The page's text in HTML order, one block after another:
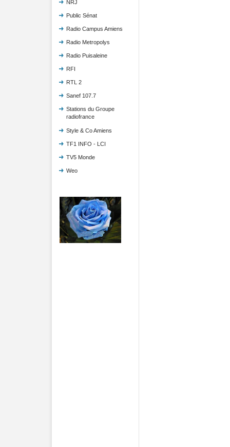
NRJ
Public Sénat
Radio Campus Amiens
Radio Metropolys
Radio Puisaleine
RFI
RTL 2
Sanef 107.7
Stations du Groupe
radiofrance
Style & Co Amiens
TF1 INFO - LCI
TV5 Monde
Weo